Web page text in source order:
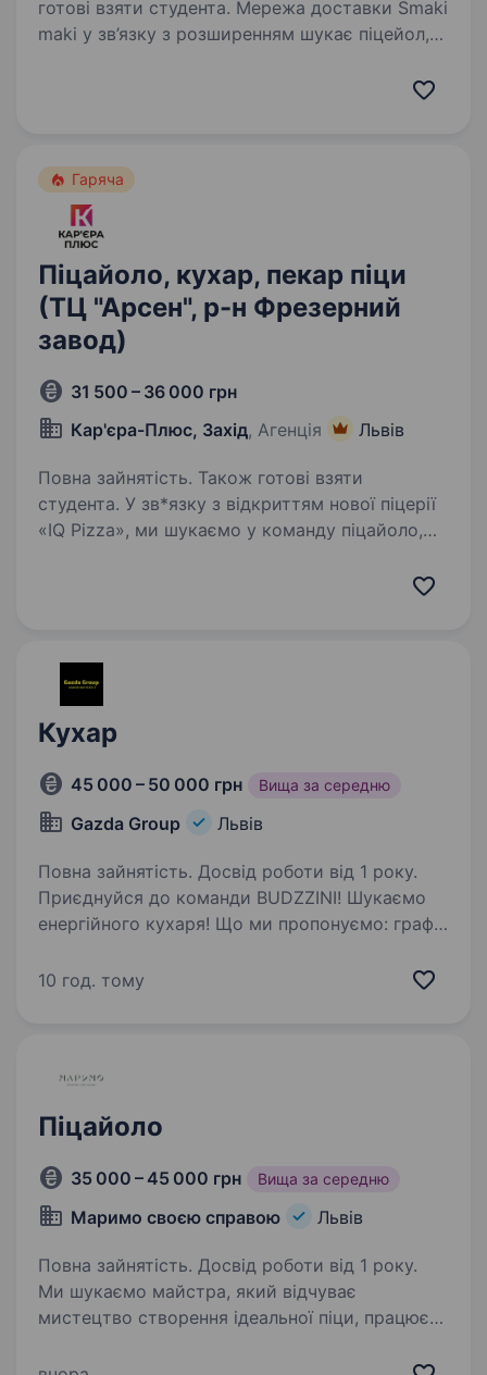
готові взяти студента. Мережа доставки Smaki
maki у зв’язку з розширенням шукає піцейол,
досвіду! РОБОТА НЕДАЛЕКО ВІД ДОМУ! Маємо
Гаряча
Піцайоло, кухар, пекар піци
(ТЦ "Арсен", р-н Фрезерний
завод)
31 500 – 36 000 грн
Кар'єра-Плюс, Захід, Агенція Львів
Повна зайнятість. Також готові взяти
студента. У зв*язку з відкриттям нової піцерії
«IQ Pizza», ми шукаємо у команду піцайоло,
Кухар
45 000 – 50 000 грн Вища за середню
Gazda Group Львів
Повна зайнятість. Досвід роботи від 1 року.
Приєднуйся до команди BUDZZINI! Шукаємо
енергійного кухаря! Що ми пропонуємо: графік
виплати двічі в місяць знижка -25% у закладах
10 год. тому
Піцайоло
35 000 – 45 000 грн Вища за середню
Маримо своєю справою Львів
Повна зайнятість. Досвід роботи від 1 року.
Ми шукаємо майстра, який відчуває
мистецтво створення ідеальної піци, працює
гостям винятковий гастрономічний досвід.